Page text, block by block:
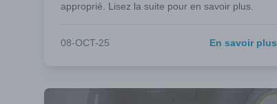
approprié. Lisez la suite pour en savoir plus.
08-OCT-25 En savoir plus